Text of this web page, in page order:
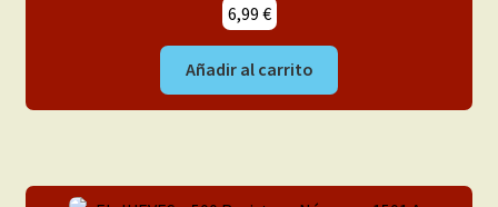
6,99 €
Añadir al carrito